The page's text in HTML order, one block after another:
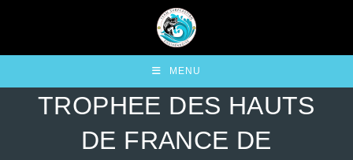
MENU
TROPHEE DES HAUTS
DE FRANCE DE